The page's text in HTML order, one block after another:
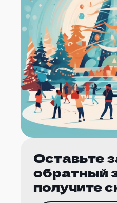
Оставьте
обратный
получите